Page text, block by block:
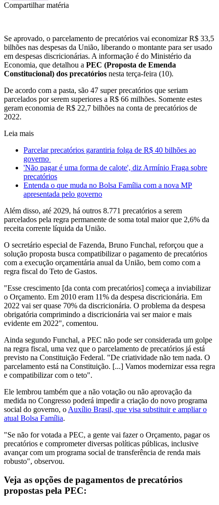
Compartilhar matéria
Se aprovado, o parcelamento de precatórios vai economizar R$ 33,5
bilhões nas despesas da União, liberando o montante para ser usado
em despesas discricionárias. A informação é do Ministério da
Economia, que detalhou a PEC (Proposta de Emenda
Constitucional) dos precatórios nesta terça-feira (10).
De acordo com a pasta, são 47 super precatórios que seriam
parcelados por serem superiores a R$ 66 milhões. Somente estes
geram economia de R$ 22,7 bilhões na conta de precatórios de
2022.
Leia mais
Parcelar precatórios garantiria folga de R$ 40 bilhões ao
governo
'Não pagar é uma forma de calote', diz Armínio Fraga sobre
precatórios
Entenda o que muda no Bolsa Família com a nova MP
apresentada pelo governo
Além disso, até 2029, há outros 8.771 precatórios a serem
parcelados pela regra permanente de soma total maior que 2,6% da
receita corrente líquida da União.
O secretário especial de Fazenda, Bruno Funchal, reforçou que a
solução proposta busca compatibilizar o pagamento de precatórios
com a execução orçamentária anual da União, bem como com a
regra fiscal do Teto de Gastos.
"Esse crescimento [da conta com precatórios] começa a inviabilizar
o Orçamento. Em 2010 eram 11% da despesa discricionária. Em
2022 vai ser quase 70% da discricionária. O problema da despesa
obrigatória comprimindo a discricionária vai ser maior e mais
evidente em 2022", comentou.
Ainda segundo Funchal, a PEC não pode ser considerada um golpe
na regra fiscal, uma vez que o parcelamento de precatórios já está
previsto na Constituição Federal. "De criatividade não tem nada. O
parcelamento está na Constituição. [...] Vamos modernizar essa regra
e compatibilizar com o teto".
Ele lembrou também que a não votação ou não aprovação da
medida no Congresso poderá impedir a criação do novo programa
social do governo, o Auxílio Brasil, que visa substituir e ampliar o
atual Bolsa Família.
"Se não for votada a PEC, a gente vai fazer o Orçamento, pagar os
precatórios e comprometer diversas políticas públicas, inclusive
avançar com um programa social de transferência de renda mais
robusto", observou.
Veja as opções de pagamentos de precatórios
propostas pela PEC: